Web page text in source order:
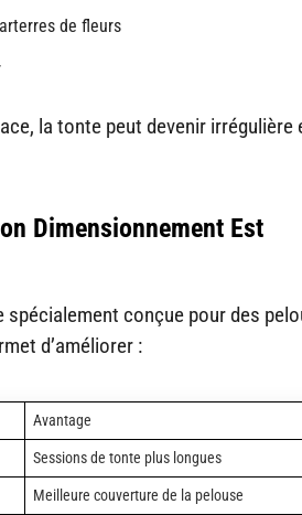
de fleurs
la tonte peut devenir irrégulière
Dimensionnement Est
spécialement conçue pour des
d’améliorer :
Avantage
Sessions de tonte plus longues
Meilleure couverture de la pelouse